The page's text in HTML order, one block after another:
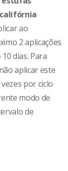
ao
2 aplicações
dias. Para
aplicar este
por ciclo
modo de
de